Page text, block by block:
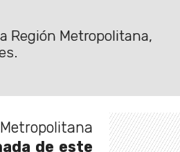
Región Metropolitana,
de este